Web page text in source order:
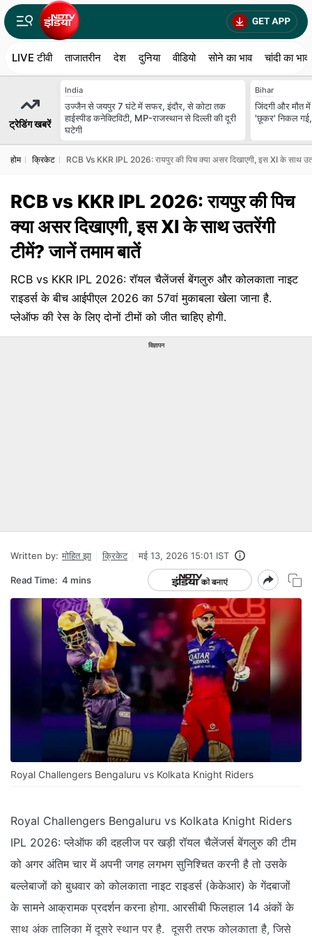
LIVE टीवी ताजातरीन देश दुनिया वीडियो सोने का भाव चांदी का भाव
ट्रेडिंग खबरें
India
उज्जैन से जयपुर 7 घंटे में सफर, इंदौर, से कोटा तक
हाईस्पीड कनेक्टिविटी, MP-राजस्थान से दिल्ली की दूरी
घटेगी
Bihar
जिंदगी और मौत
'छूकर' निकल
होम क्रिकेट RCB Vs KKR IPL 2026: रायपुर की पिच क्या असर दिखाएगी, इस XI के साथ
RCB vs KKR IPL 2026: रायपुर की पिच
क्या असर दिखाएगी, इस XI के साथ उतरेंगी
टीमें? जानें तमाम बातें
RCB vs KKR IPL 2026: रॉयल चैलेंजर्स बेंगलुरु और कोलकाता नाइट
राइडर्स के बीच आईपीएल 2026 का 57वां मुकाबला खेला जाना है.
प्लेऑफ की रेस के लिए दोनों टीमों को जीत चाहिए होगी.
विज्ञापन
Written by: मोहित झा क्रिकेट मई 13, 2026 15:01 IST
Read Time: 4 mins
Royal Challengers Bengaluru vs Kolkata Knight Riders
Royal Challengers Bengaluru vs Kolkata Knight Riders
IPL 2026: प्लेऑफ की दहलीज पर खड़ी रॉयल चैलेंजर्स बेंगलुरु की टीम
को अगर अंतिम चार में अपनी जगह लगभग सुनिश्चित करनी है तो उसके
बल्लेबाजों को बुधवार को कोलकाता नाइट राइडर्स (केकेआर) के गेंदबाजों
के सामने आक्रामक प्रदर्शन करना होगा. आरसीबी फिलहाल 14 अंकों के
साथ अंक तालिका में दूसरे स्थान पर है. दूसरी तरफ कोलकाता है, जिसे